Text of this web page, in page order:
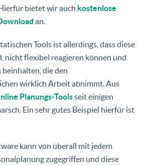
bietet wir auch kostenlose
an.
Tools ist allerdings, dass diese
nicht flexibel reagieren können und
die den
wirklich Arbeit abnimmt. Aus
Planungs-Toolsseit einigen
Ein sehr gutes Beispiel hierfür ist
kann von überall mit jedem
zugegriffen und diese